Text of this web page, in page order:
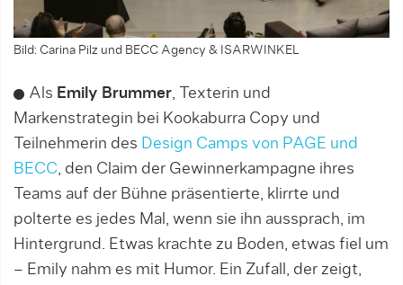
Bild: Carina Pilz und BECC Agency & ISARWINKEL
Als Emily Brummer, Texterin und
Markenstrategin bei Kookaburra Copy und
Teilnehmerin des Design Camps von PAGE und
BECC, den Claim der Gewinnerkampagne ihres
Teams auf der Bühne präsentierte, klirrte und
polterte es jedes Mal, wenn sie ihn aussprach, im
Hintergrund. Etwas krachte zu Boden, etwas fiel um
– Emily nahm es mit Humor. Ein Zufall, der zeigt,